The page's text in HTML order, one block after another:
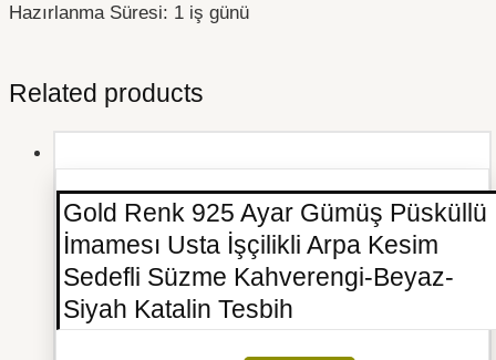
Hazırlanma Süresi: 1 iş günü
Related products
Gold Renk 925 Ayar Gümüş Püsküllü
İmamesı Usta İşçilikli Arpa Kesim
Sedefli Süzme Kahverengi-Beyaz-
Siyah Katalin Tesbih